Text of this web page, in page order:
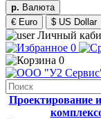
р. Валюта
€ Euro
$ US Dollar
Личный
0
0
Проектирование